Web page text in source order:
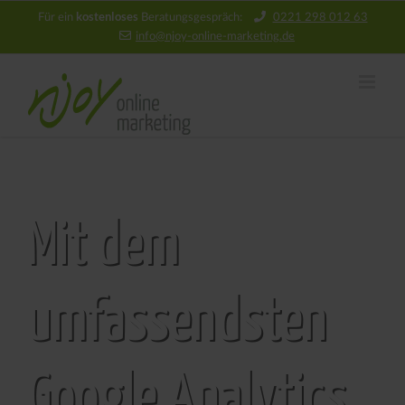
Für ein kostenloses Beratungsgespräch:
0221 298 012 63
info@njoy‑online‑marketing.de
Mit dem
umfassendsten